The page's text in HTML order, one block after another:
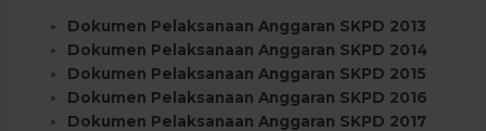
Dokumen Pelaksanaan Anggaran SKPD 2013
Dokumen Pelaksanaan Anggaran SKPD 2014
Dokumen Pelaksanaan Anggaran SKPD 2015
Dokumen Pelaksanaan Anggaran SKPD 2016
Dokumen Pelaksanaan Anggaran SKPD 2017